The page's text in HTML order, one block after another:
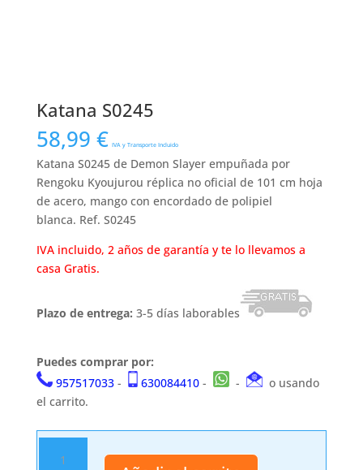
Katana S0245
58,99 € IVA y Transporte Incluido
Katana S0245 de Demon Slayer empuñada por
Rengoku Kyoujurou réplica no oficial de 101 cm hoja
de acero, mango con encordado de polipiel
blanca. Ref. S0245
IVA incluido, 2 años de garantía y te lo llevamos a
casa Gratis.
Plazo de entrega: 3-5 días laborables
Puedes comprar por:
957517033- 630084410- -
o usando
el carrito.
S0245